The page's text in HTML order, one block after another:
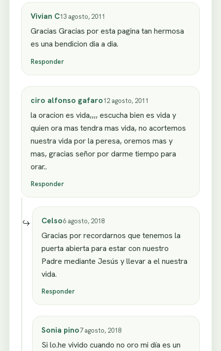
Vivian C13 agosto, 2011
Gracias Gracias por esta pagina tan hermosa
es una bendicion dia a dia.
Responder
ciro alfonso gafaro12 agosto, 2011
la oracion es vida,,,, escucha bien es vida y
quien ora mas tendra mas vida, no acortemos
nuestra vida por la peresa, oremos mas y
mas, gracias señor por darme tiempo para
orar..
Responder
Celso6 agosto, 2018
Gracias por recordarnos que tenemos la
puerta abierta para estar con nuestro
Padre mediante Jesús y llevar a el nuestra
vida.
Responder
Sonia pino7 agosto, 2018
Si lo.he vivido cuando no oro mi día es un